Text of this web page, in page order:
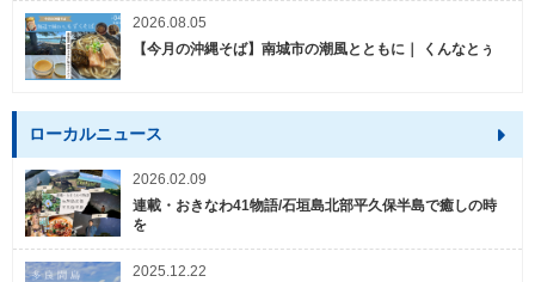
2026.08.05
【今月の沖縄そば】南城市の潮風とともに｜ くんなとぅ
ローカルニュース
2026.02.09
連載・おきなわ41物語/石垣島北部平久保半島で癒しの時
を
2025.12.22